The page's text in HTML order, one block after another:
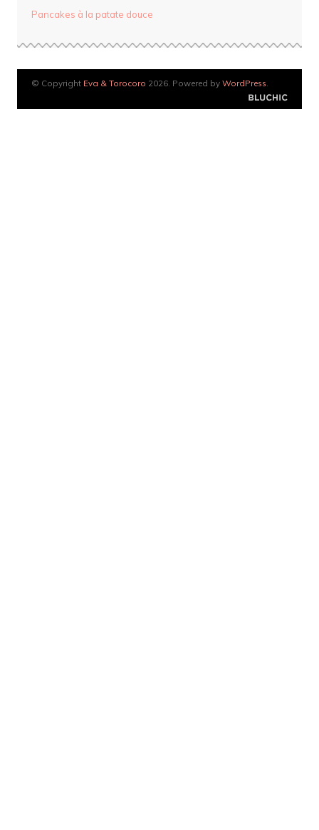
Pancakes à la patate douce
© Copyright Eva & Torocoro 2026. Powered by WordPress.